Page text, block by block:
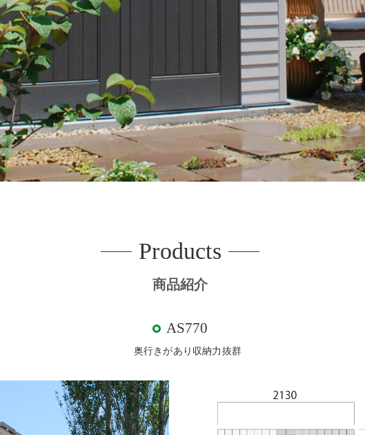
商品紹介
Products
AS770
奥行きがあり収納力抜群